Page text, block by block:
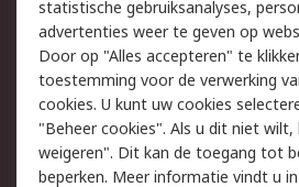
Wettelijk
Cookiebeleid
Privacybeleid
Algemene
statistische gebruiksanalyses,
advertenties weer te geven op
Door op "Alles accepteren" te
toestemming voor de verwerking
cookies. U kunt uw cookies
"Beheer cookies". Als u dit niet wilt,
weigeren". Dit kan de toegang tot
beperken. Meer informatie vindt u in